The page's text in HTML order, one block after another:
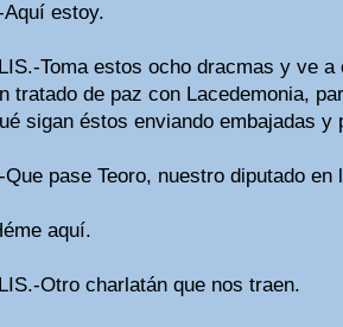
estoy.
Toma estos ocho dracmas y ve
tratado de paz con Lacedemonia,
sigan éstos en­viando embajadas y
Que pase Teoro, nuestro diputado
aquí.
Otro charlatán que nos traen.